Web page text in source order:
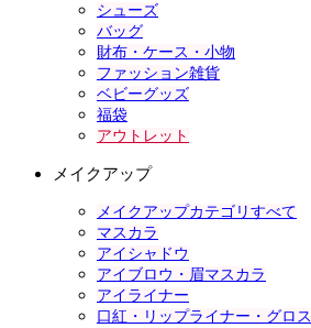
シューズ
バッグ
財布・ケース・小物
ファッション雑貨
ベビーグッズ
福袋
アウトレット
メイクアップ
メイクアップカテゴリすべて
マスカラ
アイシャドウ
アイブロウ・眉マスカラ
アイライナー
口紅・リップライナー・グロス